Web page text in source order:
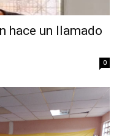
hace un llamado
0